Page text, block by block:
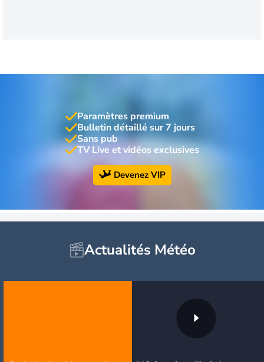
Paramètres premium
Bulletin détaillé sur 7 jours
Sans pub
TV Live et vidéos exclusives
Devenez VIP
Actualités Météo